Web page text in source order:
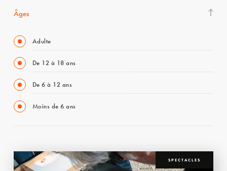
Âges
Adulte
De 12 à 18 ans
De 6 à 12 ans
Moins de 6 ans
SPECTACLES